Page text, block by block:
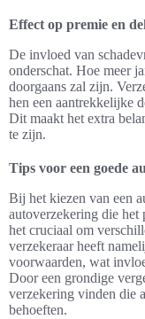
Effect op premie en
De invloed van
onderschat. Hoe meer
doorgaans zal zijn.
hen een aantrekkelijke
Dit maakt het extra
te zijn.
Tips voor een goede
Bij het kiezen van een
autoverzekering die het
het cruciaal om
verzekeraar heeft
voorwaarden, wat
Door een grondige
verzekering vinden die
behoeften.